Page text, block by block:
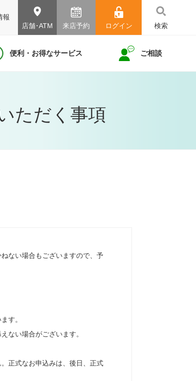
報
店舗･ATM
来店予約 ログイン 検索
便利・お得なサービス ご相談
ただく事項
ない場合もございますので、予
す。
ない場合がございます。
正式なお申込みは、後日、正式